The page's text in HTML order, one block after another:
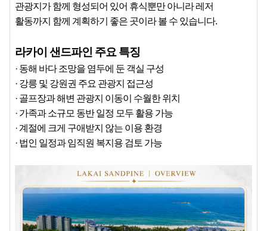
관광지가 함께 형성되어 있어 휴식뿐만 아니라 레저
활동까지 함께 계획하기 좋은 곳이라 볼 수 있습니다.
라카이 샌드파인 주요 특징
· 동해 바다 조망을 염두에 둔 객실 구성
· 강릉 및 강원권 주요 관광지 접근성
· 골프장과 해변 관광지 이동이 수월한 위치
· 가족과 소규모 동반 일정 모두 활용 가능
· 계절에 크게 구애받지 않는 이용 환경
· 법인 일정과 임직원 복지용 검토 가능